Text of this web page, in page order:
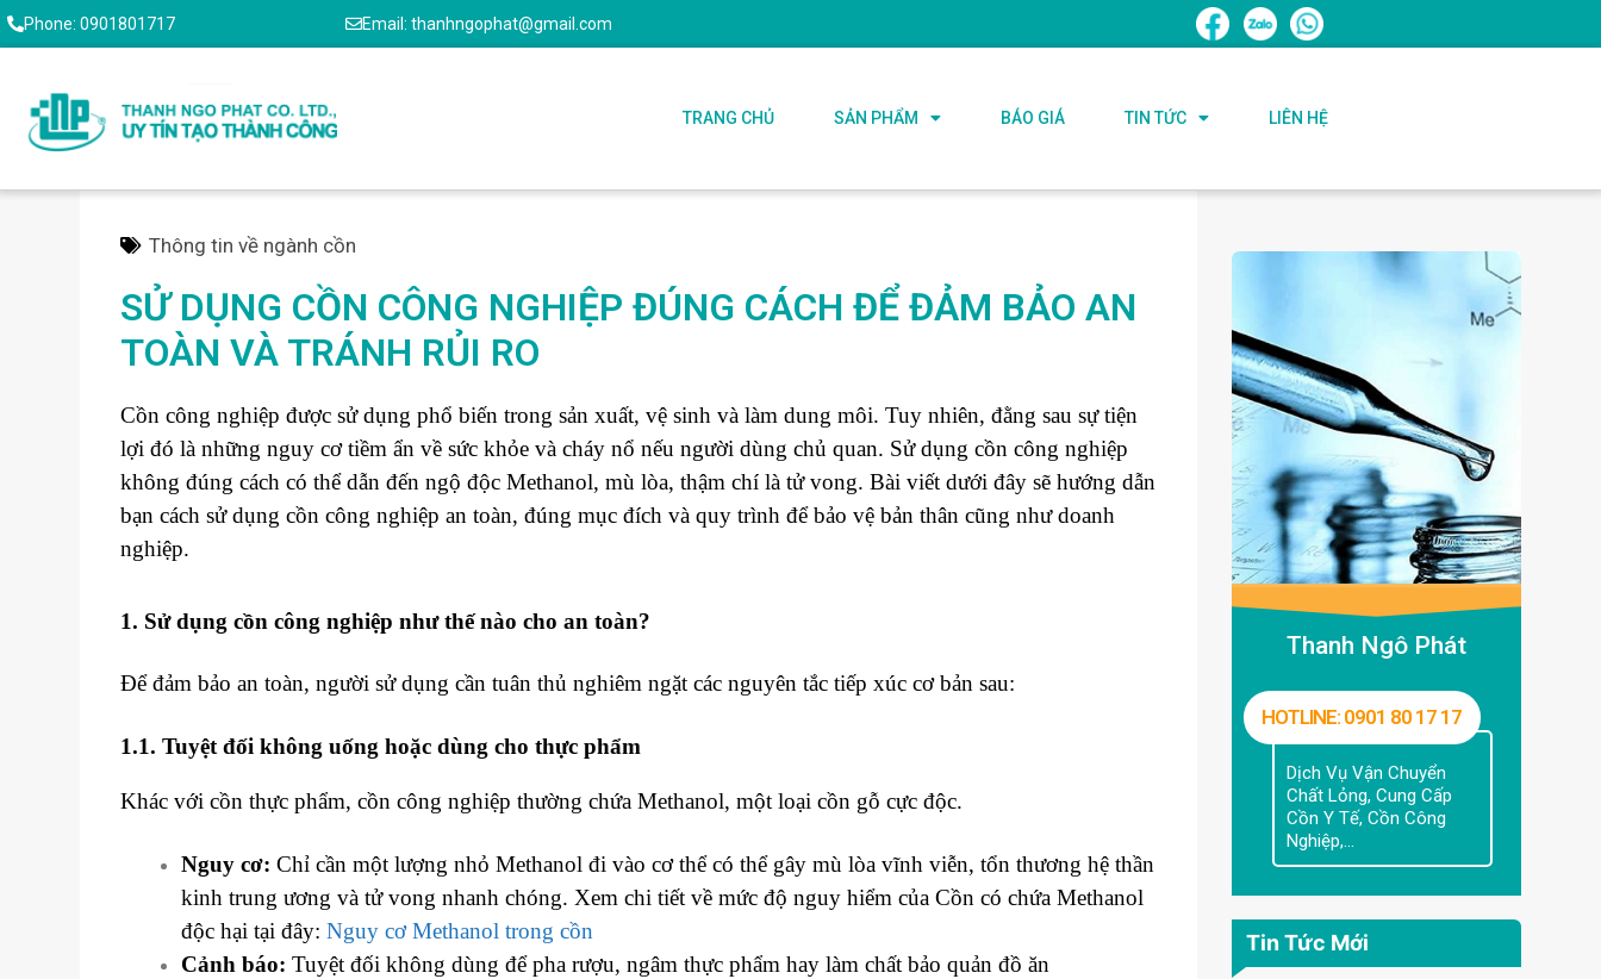
Phone: 0901801717 Email: thanhngophat@gmail.com
TRANG CHỦ SẢN PHẨM BÁO GIÁ TIN TỨC LIÊN HỆ
Thông tin về ngành cồn
SỬ DỤNG CỒN CÔNG NGHIỆP ĐÚNG CÁCH ĐỂ ĐẢM BẢO AN
TOÀN VÀ TRÁNH RỦI RO
Cồn công nghiệp được sử dụng phổ biến trong sản xuất, vệ sinh và làm dung môi. Tuy nhiên, đằng sau sự tiện
lợi đó là những nguy cơ tiềm ẩn về sức khỏe và cháy nổ nếu người dùng chủ quan. Sử dụng cồn công nghiệp
không đúng cách có thể dẫn đến ngộ độc Methanol, mù lòa, thậm chí là tử vong. Bài viết dưới đây sẽ hướng dẫn
bạn cách sử dụng cồn công nghiệp an toàn, đúng mục đích và quy trình để bảo vệ bản thân cũng như doanh
nghiệp.
1. Sử dụng cồn công nghiệp như thế nào cho an toàn?
Để đảm bảo an toàn, người sử dụng cần tuân thủ nghiêm ngặt các nguyên tắc tiếp xúc cơ bản sau:
1.1. Tuyệt đối không uống hoặc dùng cho thực phẩm
Khác với cồn thực phẩm, cồn công nghiệp thường chứa Methanol, một loại cồn gỗ cực độc.
Nguy cơ: Chỉ cần một lượng nhỏ Methanol đi vào cơ thể có thể gây mù lòa vĩnh viễn, tổn thương hệ thần
kinh trung ương và tử vong nhanh chóng.Xem chi tiết về mức độ nguy hiểm của Cồn có chứa Methanol
độc hại tại đây: Nguy cơ Methanol trong cồn
Cảnh báo: Tuyệt đối không dùng để pha rượu, ngâm thực phẩm hay làm chất bảo quản đồ ăn
Thanh Ngô Phát
HOTLINE: 0901 80 17 17
Dịch Vụ Vận Chuyển
Chất Lỏng, Cung Cấp
Cồn Y Tế, Cồn Công
Nghiệp,...
Tin Tức Mới